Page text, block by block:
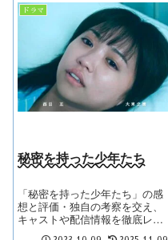
ドラマ
秘密を持った少年たち
「秘密を持った少年たち」の感
想と評価・独自の考察を交え、
キャストや配信情報を徹底レビ
ュー。